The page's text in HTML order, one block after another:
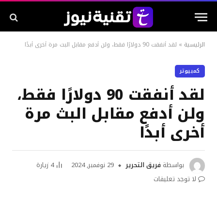
الرئيسية » لقد أنفقت 90 دولارًا فقط، ولن أدفع مقابل البث مرة أخرى أبدًا
كمبيوتر
لقد أنفقت 90 دولارًا فقط،
ولن أدفع مقابل البث مرة
أخرى أبدًا
بواسطة فريق التحرير 29 نوفمبر, 2024 4 زيارة
لا توجد تعليقات